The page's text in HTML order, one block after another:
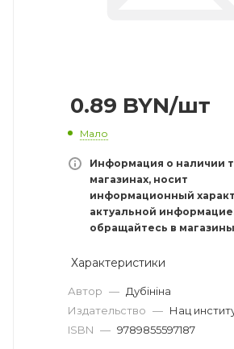
0.89 BYN/шт
Мало
Информация о наличии
магазинах, носит
информационный
актуальной
обращайтесь в
Характеристики
Автор — Дубiнiна
Издательство — Нац
ISBN — 9789855597187